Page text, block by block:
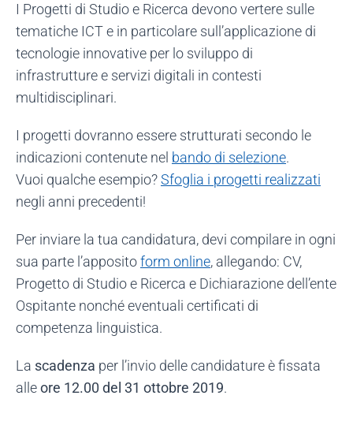
I Progetti di Studio e Ricerca devono vertere sulle
tematiche ICT e in particolare sull’applicazione di
tecnologie innovative per lo sviluppo di
infrastrutture e servizi digitali in contesti
multidisciplinari.
I progetti dovranno essere strutturati secondo le
indicazioni contenute nel bando di selezione.
Vuoi qualche esempio?Sfoglia i progetti realizzati
negli anni precedenti!
Per inviare la tua candidatura, devi compilare in ogni
sua parte l’appositoform online, allegando: CV,
Progetto di Studio e Ricerca e Dichiarazione dell’ente
Ospitante nonché eventuali certificati di
competenza linguistica.
La scadenza per l’invio delle candidature è fissata
alleore 12.00 del 31 ottobre 2019.